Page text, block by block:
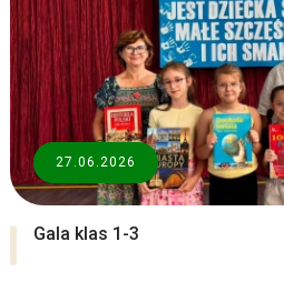
27.06.2026
Gala klas 1-3